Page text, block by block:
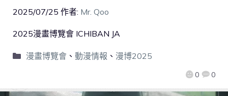
2025/07/25 作者: Mr. Qoo
0 0
2025漫畫博覽會 ICHIBAN JA
漫畫博覽會、 動漫情報 、 漫博2025